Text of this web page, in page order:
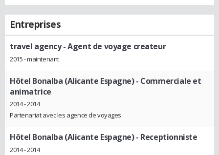
Entreprises
travel agency- Agent de voyage createur
2015 - maintenant
Hôtel Bonalba (Alicante Espagne)- Commerciale et
animatrice
2014 - 2014
Partenariat avec les agence de voyages
Hôtel Bonalba (Alicante Espagne)- Receptionniste
2014 - 2014